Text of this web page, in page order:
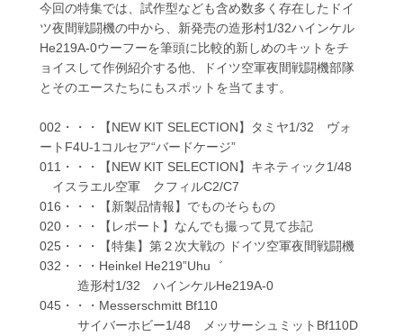
今回の特集では、試作型なども含め数多く存在したドイ
ツ夜間戦闘機の中から、新発売の造形村1/32ハインケル
He219A-0ウーフーを筆頭に比較的新しめのキットをチ
ョイスして作例紹介する他、ドイツ空軍夜間戦闘機部隊
とそのエースたちにもスポットを当てます。
002・・・【NEW KIT SELECTION】タミヤ1/32 ヴォ
ートF4U-1コルセア“バードケージ”
011・・・【NEW KIT SELECTION】キネティック1/48
イスラエル空軍 クフィルC2/C7
016・・・【新製品情報】でものそらもの
020・・・【レポート】なんでも撮って見て歩記
025・・・【特集】第２次大戦の ドイツ空軍夜間戦闘機
032・・・Heinkel He219”Uhu゛
造形村1/32 ハインケルHe219A-0
045・・・Messerschmitt Bf110
サイバーホビー1/48 メッサーシュミットBf110D